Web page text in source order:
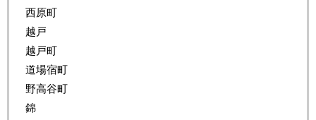
西原町
越戸
越戸町
道場宿町
野高谷町
錦